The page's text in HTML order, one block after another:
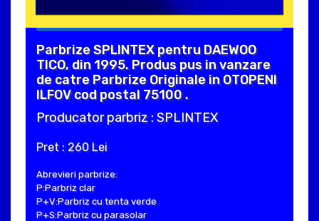
Parbrize SPLINTEX pentru DAEWOO
TICO, din 1995. Produs pus in vanzare
de catre Parbrize Originale in OTOPENI
ILFOV cod postal 75100 .
Producator parbriz : SPLINTEX
Pret : 260 Lei
Abrevieri parbrize:
P:Parbriz clar
P+V:Parbriz cu tenta verde
P+S:Parbriz cu parasolar